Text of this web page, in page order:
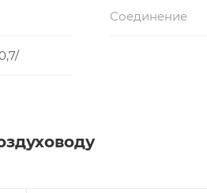
Соединение